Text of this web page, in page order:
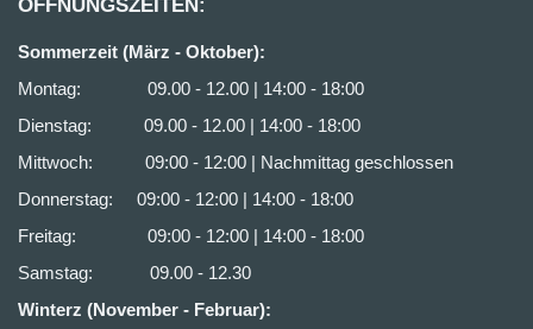
ÖFFNUNGSZEITEN:
Sommerzeit (März - Oktober):
Montag: 09.00 - 12.00 | 14:00 - 18:00
Dienstag: 09.00 - 12.00 | 14:00 - 18:00
Mittwoch: 09:00 - 12:00 | Nachmittag geschlossen
Donnerstag: 09:00 - 12:00 | 14:00 - 18:00
Freitag: 09:00 - 12:00 | 14:00 - 18:00
Samstag: 09.00 - 12.30
Winterz (November - Februar):